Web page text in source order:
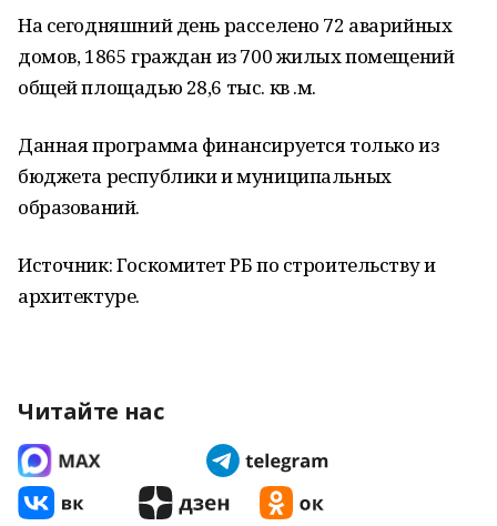
На сегодняшний день расселено 72 аварийных
домов, 1865 граждан из 700 жилых помещений
общей площадью 28,6 тыс. кв .м.
Данная программа финансируется только из
бюджета республики и муниципальных
образований.
Источник: Госкомитет РБ по строительству и
архитектуре.
Читайте нас